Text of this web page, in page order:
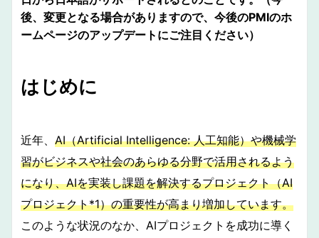
後、変更となる場合がありますので、今後のPMIのホ
ームページのアップデートにご注目ください）
はじめに
近年、 AI（Artificial Intelligence: 人工知能）や機械学
習がビジネスや社会のあらゆる分野で活用されるよう
になり、AIを実装し課題を解決するプロジェクト（AI
プロジェクト*1）の重要性が高まり増加しています。
このような状況のなか、AIプロジェクトを成功に導く